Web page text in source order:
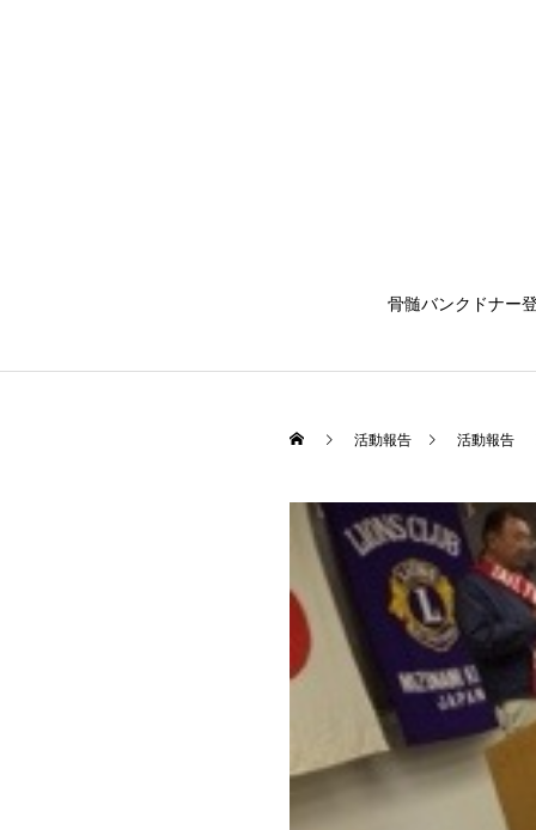
骨髄バンクドナー
活動報告 活動報告